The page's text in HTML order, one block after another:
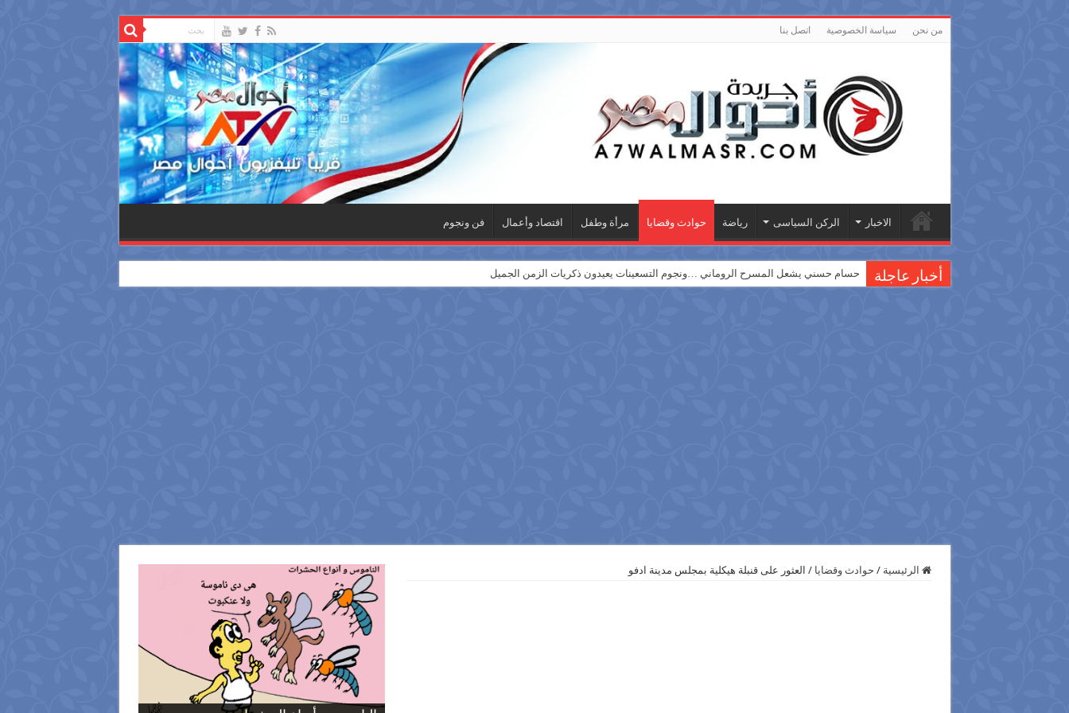
من نحن سياسة الخصوصية اتصل بنا
الاخبار الركن السياسى رياضة حوادث وقضايا مرأة وطفل اقتصاد وأعمال فن ونجوم
أخبار عاجلة حسام حسني يشعل المسرح الروماني …ونجوم التسعينات يعيدون ذكريات الزمن الجميل
الرئيسية / حوادث وقضايا / العثور على قنبلة هيكلية بمجلس مدينة ادفو